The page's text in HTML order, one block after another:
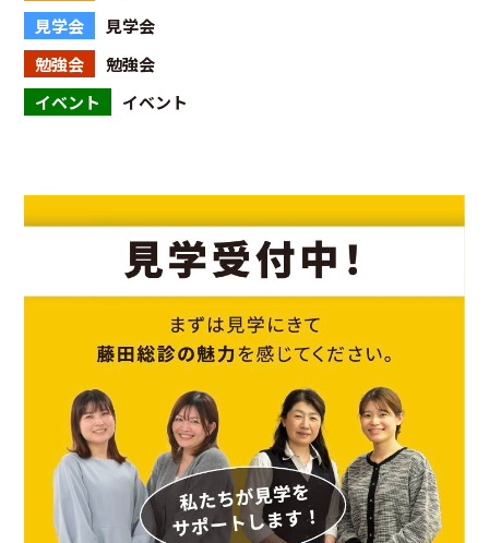
見学会
見学会
勉強会
勉強会
イベント
イベント